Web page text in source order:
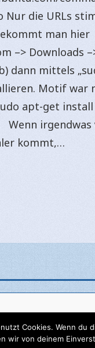
Nur die URLs
man hier
–> Downloads
dann mittels
Motif war
apt-get
Wenn irgendwas
kommt,…
Cookies. Wenn du
wir von deinem